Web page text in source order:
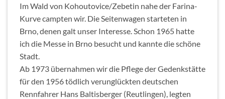
Im Wald von Kohoutovice/Zebetin nahe der Farina-
Kurve campten wir. Die Seitenwagen starteten in
Brno, denen galt unser Interesse. Schon 1965 hatte
ich die Messe in Brno besucht und kannte die schöne
Stadt.
Ab 1973 übernahmen wir die Pflege der Gedenkstätte
für den 1956 tödlich verunglückten deutschen
Rennfahrer Hans Baltisberger (Reutlingen), legten